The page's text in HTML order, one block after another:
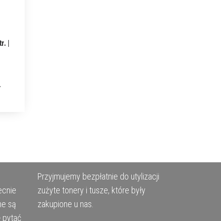
|
są
pytać
Przyjmujemy bezpłatnie do utylizacji
zużyte tonery i tusze, które były
zakupione u nas.